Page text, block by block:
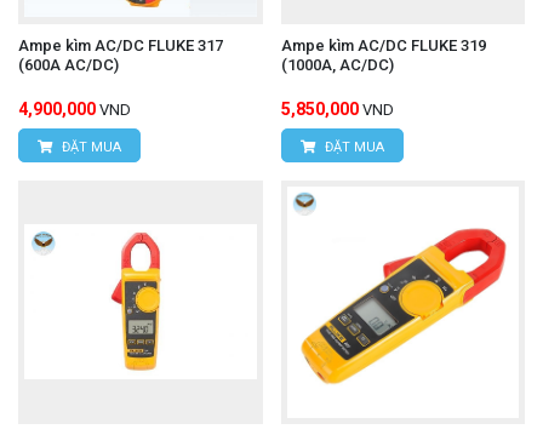
Ampe kìm AC/DC FLUKE 317
(600A AC/DC)
4,900,000 VND
ĐẶT MUA
Ampe kìm AC/DC FLUKE 319
(1000A, AC/DC)
5,850,000 VND
ĐẶT MUA